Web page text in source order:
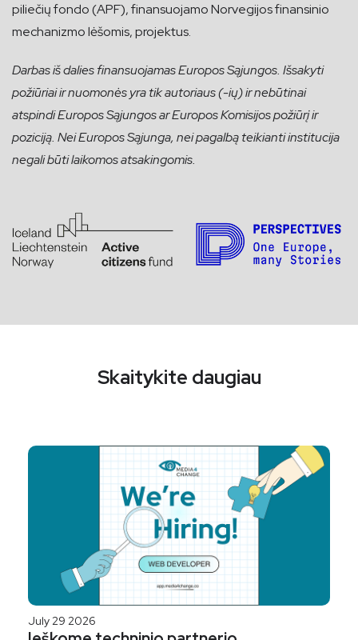
piliečių fondo (APF), finansuojamo Norvegijos finansinio
mechanizmo lėšomis, projektus.
Darbas iš dalies finansuojamas Europos Sąjungos. Išsakyti
požiūriai ir nuomonės yra tik autoriaus (-ių) ir nebūtinai
atspindi Europos Sąjungos ar Europos Komisijos požiūrį ir
poziciją. Nei Europos Sąjunga, nei pagalbą teikianti institucija
negali būti laikomos atsakingomis.
Skaitykite daugiau
July 29 2026